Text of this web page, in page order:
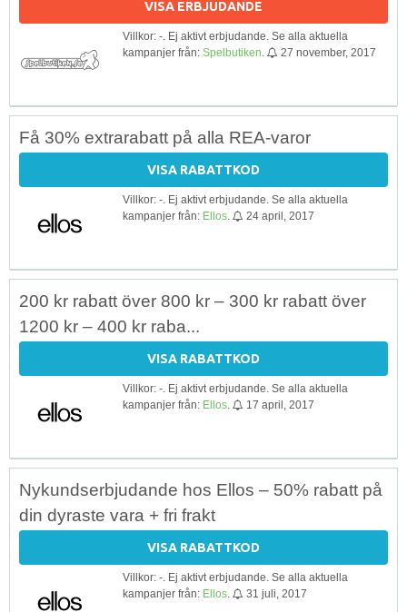
VISA ERBJUDANDE
Villkor: -. Ej aktivt erbjudande. Se alla aktuella
kampanjer från: Spelbutiken 27 november, 2017
Få 30% extrarabatt på alla REA-varor
VISA RABATTKOD
Villkor: -. Ej aktivt erbjudande. Se alla aktuella
kampanjer från: Ellos 24 april, 2017
200 kr rabatt över 800 kr – 300 kr rabatt över
1200 kr – 400 kr raba...
VISA RABATTKOD
Villkor: -. Ej aktivt erbjudande. Se alla aktuella
kampanjer från: Ellos 17 april, 2017
Nykundserbjudande hos Ellos – 50% rabatt på
din dyraste vara + fri frakt
VISA RABATTKOD
Villkor: -. Ej aktivt erbjudande. Se alla aktuella
kampanjer från: Ellos 31 juli, 2017